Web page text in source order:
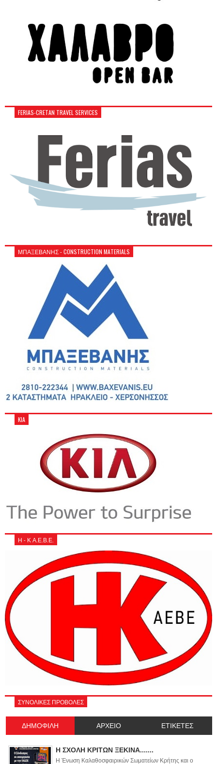
FERIAS-CRETAN TRAVEL SERVICES
ΜΠΑΞΕΒΑΝΗΣ - CONSTRUCTION MATERIALS
KIA
Η - Κ Α.Ε.Β.Ε.
ΣΥΝΟΛΙΚΕΣ ΠΡΟΒΟΛΕΣ
ΔΗΜΟΦΙΛΗ ΑΡΧΕΙΟ ΕΤΙΚΕΤΕΣ
Η ΣΧΟΛΗ ΚΡΙΤΩΝ ΞΕΚΙΝΑ.......
Η Ένωση Καλαθοσφαιρικών Σωματείων Κρήτης και ο